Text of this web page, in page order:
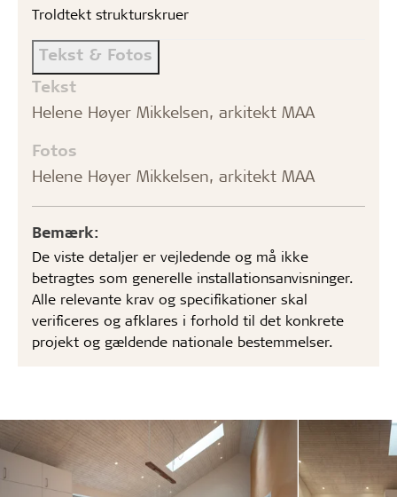
Troldtekt strukturskruer
Tekst & Fotos
Tekst
Helene Høyer Mikkelsen, arkitekt MAA
Fotos
Helene Høyer Mikkelsen, arkitekt MAA
Bemærk:
De viste detaljer er vejledende og må ikke
betragtes som generelle installationsanvisninger.
Alle relevante krav og specifikationer skal
verificeres og afklares i forhold til det konkrete
projekt og gældende nationale bestemmelser.